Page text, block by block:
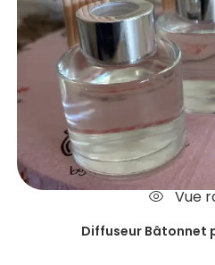
Vue
Diffuseur Bâtonnet